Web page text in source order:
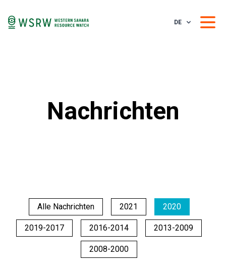
DE
Nachrichten
Alle Nachrichten 2021 2020
2019-2017 2016-2014 2013-2009
2008-2000